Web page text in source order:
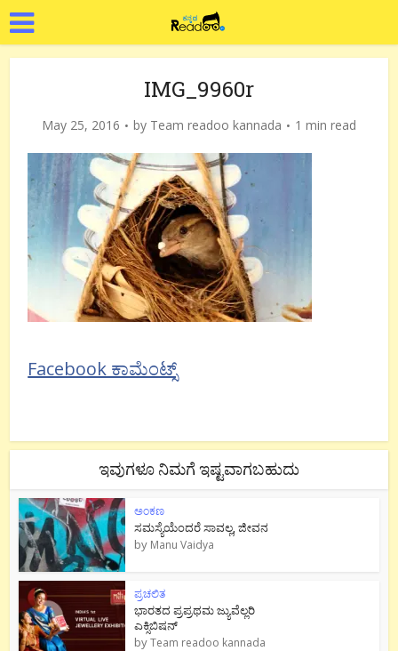
IMG_9960r
May 25, 2016 by Team readoo kannada 1 min read
Facebook ಕಾಮೆಂಟ್ಸ್
ಇವುಗಳೂ ನಿಮಗೆ ಇಷ್ಟವಾಗಬಹುದು
ಅಂಕಣ
ಸಮಸ್ಯೆಯೆಂದರೆ ಸಾವಲ್ಲ, ಜೀವನ
by Manu Vaidya
ಪ್ರಚಲಿತ
ಭಾರತದ ಪ್ರಪ್ರಥಮ ಜ್ಯುವೆಲ್ಲರಿ
ಎಕ್ಸಿಬಿಷನ್
byTeam readoo kannada